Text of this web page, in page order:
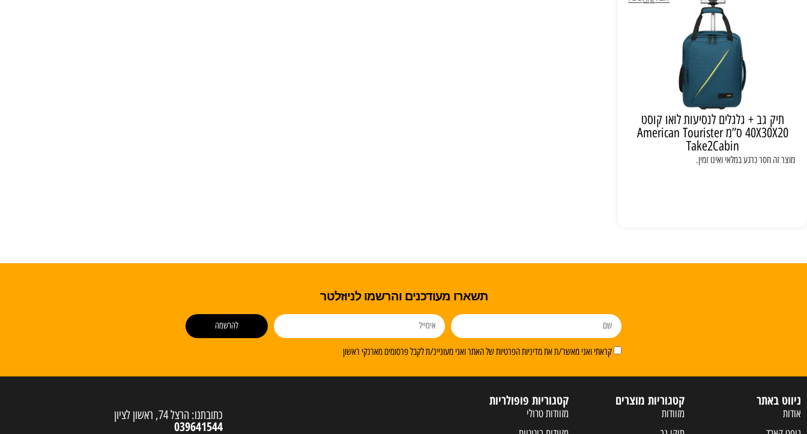
תיק גב + גלגלים לנסיעות לואו קוסט
40X30X20 ס”מ American Tourister
Take2Cabin
מוצר זה חסר כרגע במלאי ואינו זמין.
תשארו מעודכנים והרשמו לניוזלטר
קראתי ואני מאשר/ת את מדיניות הפרטיות של האתר ואני מעוניינ/ת לקבל פרסומים מארנקי ראשון
להרשמה
ניווט באתר
אודות
קטגוריות מוצרים
מזוודות
קטגוריות פופולריות
מזוודות טרולי
כתובתנו: הרצל 74, ראשון לציון
039641544